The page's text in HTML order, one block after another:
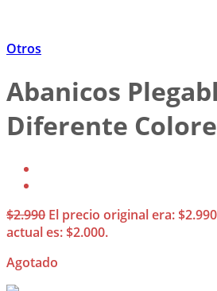
Otros
Abanicos
Diferente
$2.990 El precio original era:
actual es: $2.000.
Agotado